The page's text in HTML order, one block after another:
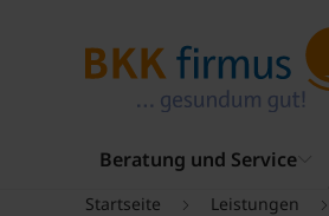
Beratung und Service
Startseite Leistungen